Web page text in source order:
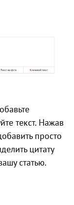
текст. Нажав
просто
цитату
статью.